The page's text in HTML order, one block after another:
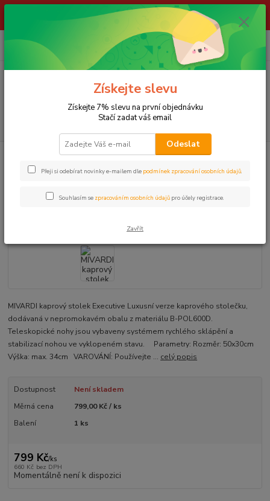
ŽIVÉ NÁSTRAHY !!! NEPOSÍLÁME !!! - ODBĚR POUZE NA NAŠÍ
za
CAMPING Stolky MIVARDI kaprový stolek Executive
MIVARDI kaprový stolek
Executive
MIVARDI kaprový stolek Executive Luxusní verze kaprového stolečku,
dodávaná v nepromokavém obalu z materiálu B-POL600D.
Teleskopické nohy jsou vybaveny systémem rychlého sklápění a
stabilizací nohou ve vyklopeném stavu. Parametry: Rozměr: 50x30cm
Výška: max. 34cm VAROVÁNÍ: Používejte ... celý popis
Dostupnost
Není skladem
Měrná cena
799,00 Kč / ks
Balení
1 ks
799 Kč/ks
660 Kč bez DPH
Momentálně není k dispozici
Získejte slevu
Získejte 7% slevu na první objednávku
Stačí zadat váš email
Odeslat
Přeji si odebírat novinky e-mailem dle podmínek zpracování osobních údajů.
Souhlasím se zpracováním osobních údajů pro účely registrace.
Zavřít